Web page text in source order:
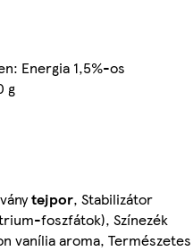
Energia 1,5%-os
g
tejpor, Stabilizátor
foszfátok), Színezék
vanília aroma, Természetes